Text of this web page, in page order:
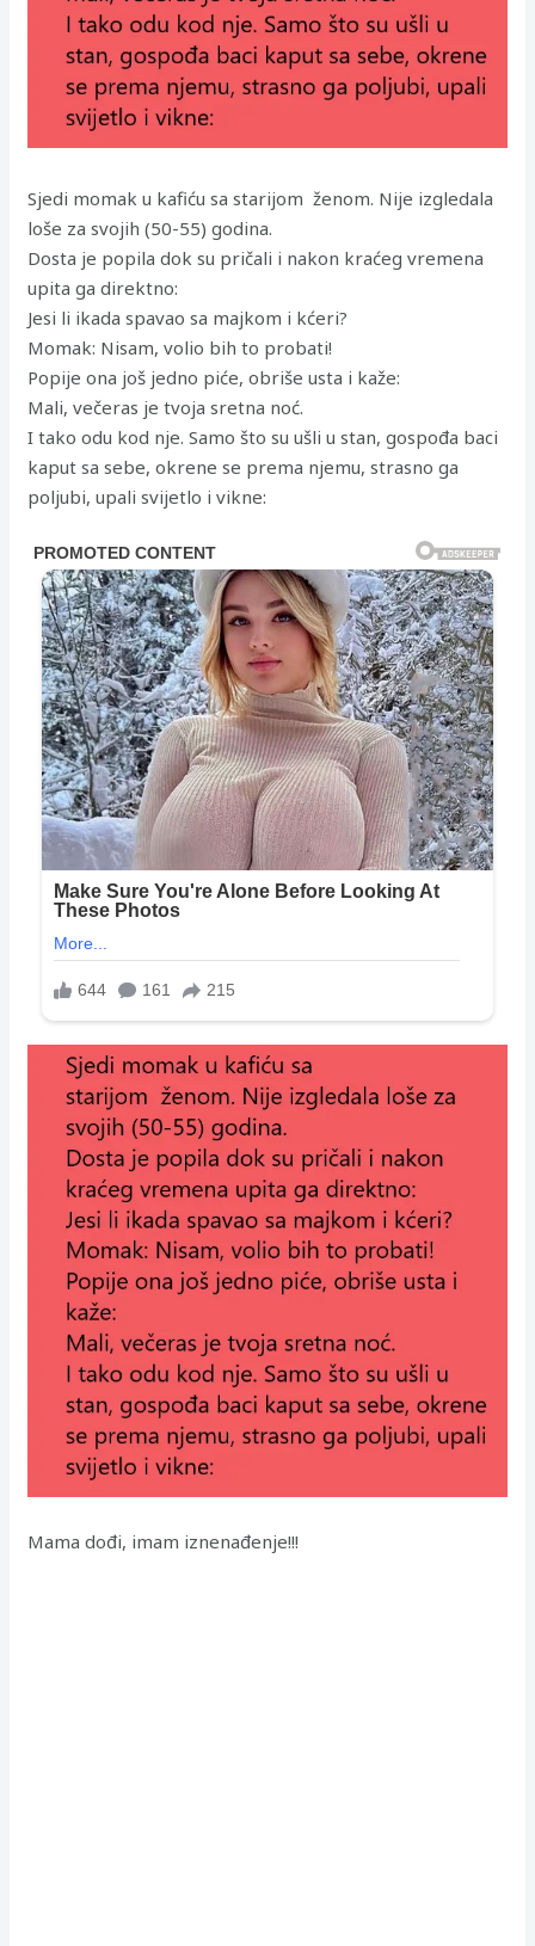
Sjedi momak u kafiću sa starijom ženom. Nije izgledala
loše za svojih (50-55) godina.
Dosta je popila dok su pričali i nakon kraćeg vremena
upita ga direktno:
Jesi li ikada spavao sa majkom i kćeri?
Momak: Nisam, volio bih to probati!
Popije ona još jedno piće, obriše usta i kaže:
Mali, večeras je tvoja sretna noć.
I tako odu kod nje. Samo što su ušli u stan, gospođa baci
kaput sa sebe, okrene se prema njemu, strasno ga
poljubi, upali svijetlo i vikne:
Mama dođi, imam iznenađenje!!!